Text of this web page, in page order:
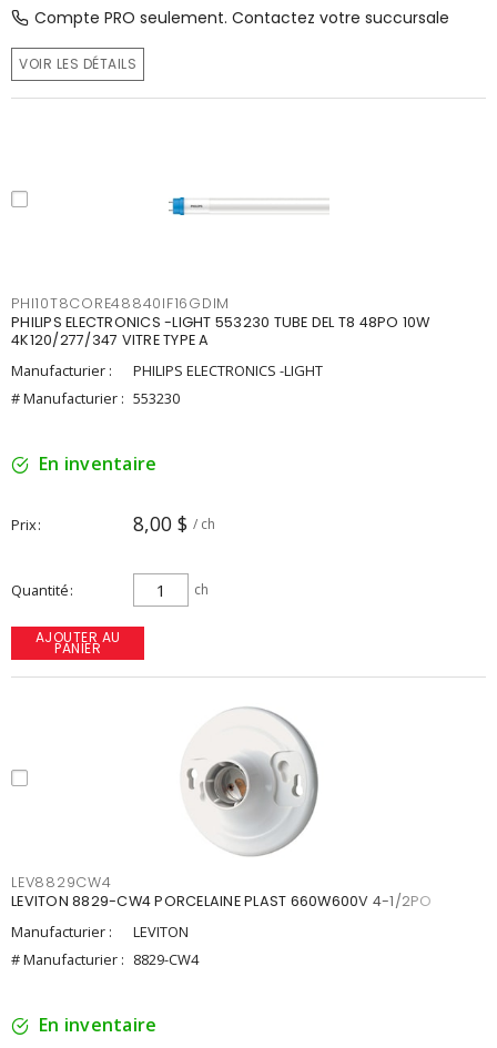
Compte PRO seulement. Contactez votre succursale
VOIR LES DÉTAILS
PHI10T8CORE48840IF16GDIM
PHILIPS ELECTRONICS -LIGHT 553230 TUBE DEL T8 48PO 10W
4K120/277/347 VITRE TYPE A
Manufacturier :
PHILIPS ELECTRONICS -LIGHT
# Manufacturier : 553230
En inventaire
Prix 8,00 $ / ch
Quantité ch
AJOUTER AU
PANIER
LEV8829CW4
LEVITON 8829-CW4 PORCELAINE PLAST 660W600V 4-1/2PO
Manufacturier :
LEVITON
# Manufacturier : 8829-CW4
En inventaire